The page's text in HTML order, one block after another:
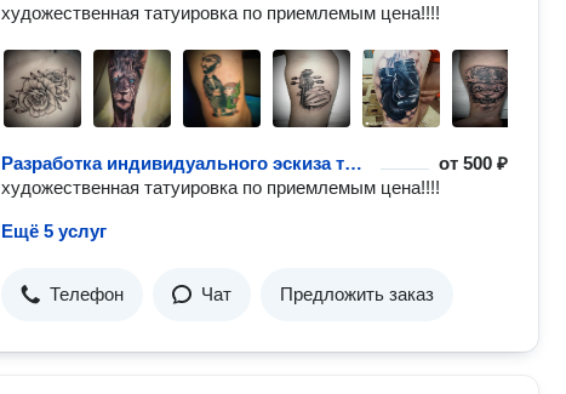
художественная татуировка по приемлемым цена!!!!
Разработка индивидуального эскиза татуировки от500 ₽
художественная татуировка по приемлемым цена!!!!
Ещё 5 услуг
Телефон Чат Предложить заказ